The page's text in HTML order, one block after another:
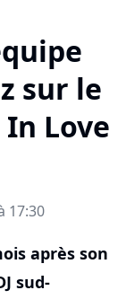
sur le
Love
17:30
après son
sud-